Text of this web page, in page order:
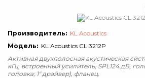
Производитель: KL Acoustics
Модель: KL Acoustics CL 3212P
Активная двухполосная акустическая
кГц, встроенный усилитель, SPL124 дБ,
головка; 1" драйвер), фланец.